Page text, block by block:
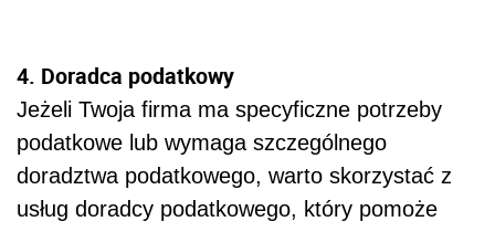
4. Doradca podatkowy
Jeżeli Twoja firma ma specyficzne potrzeby
podatkowe lub wymaga szczególnego
doradztwa podatkowego, warto skorzystać z
usług doradcy podatkowego, który pomoże